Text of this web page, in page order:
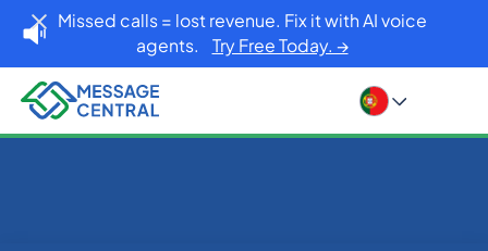
Missed calls = lost revenue. Fix it with AI voice
agents. Try Free Today. →